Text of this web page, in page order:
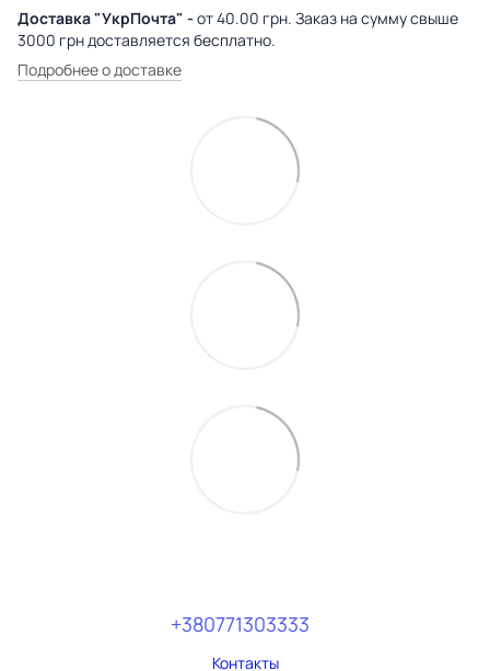
Доставка "УкрПочта" - от 40.00 грн. Заказ на сумму свыше
3000 грн доставляется бесплатно.
Подробнее о доставке
+380771303333
Контакты